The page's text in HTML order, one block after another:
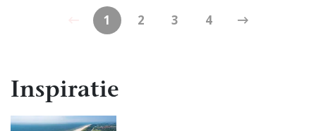
1 2 3 4
Inspiratie